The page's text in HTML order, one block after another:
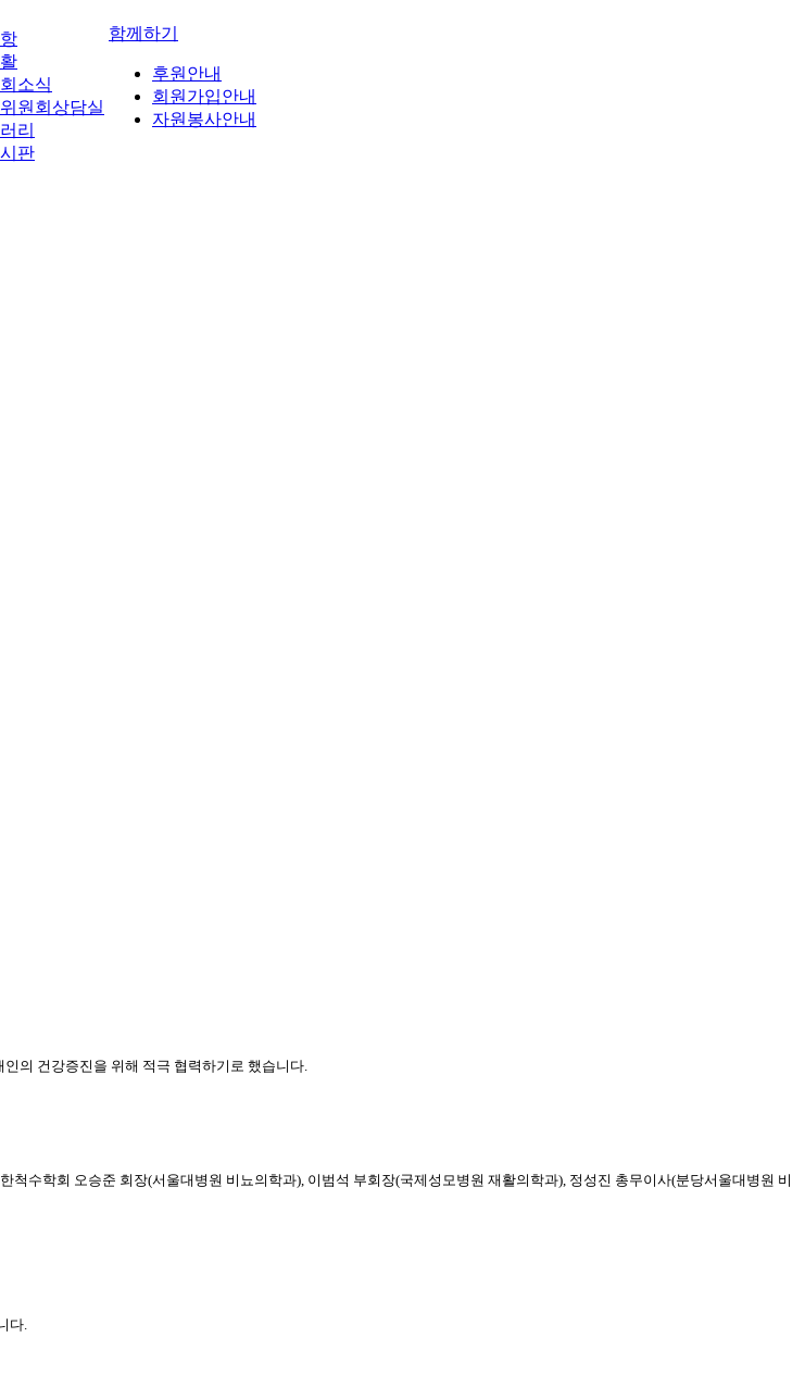
소식
원회상담실
리
판
함께하기
후원안내
회원가입안내
자원봉사안내
의 건강증진을 위해 적극 협력하기로 했습니다.
척수학회 오승준 회장(서울대병원 비뇨의학과), 이범석 부회장(국제성모병원 재활의학과), 정성진 총무이사(분당서울대병원 비
다.